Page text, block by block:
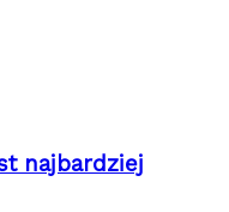
najbardziej